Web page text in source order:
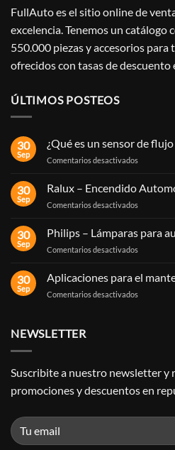
FullAutoes el sitio online de
excelencia.Tenemos un catálogo
550.000 piezas y accesorios para
ofrecidos con tasas de descuento
ÚLTIMOS POSTEOS
30
Sep
¿Qué es un sensor de
Comentarios desactivados
es
sensor
flujo
30
Sep
Ralux – Encendido
Comentarios desactivados
Encendido
Automotor
30
Sep
Philips – Lámparas para
Comentarios desactivados
–
para
30
Sep
Aplicaciones para el
Comentarios desactivados
NEWSLETTER
Suscribite a nuestro newsletter y
promociones y descuentos en